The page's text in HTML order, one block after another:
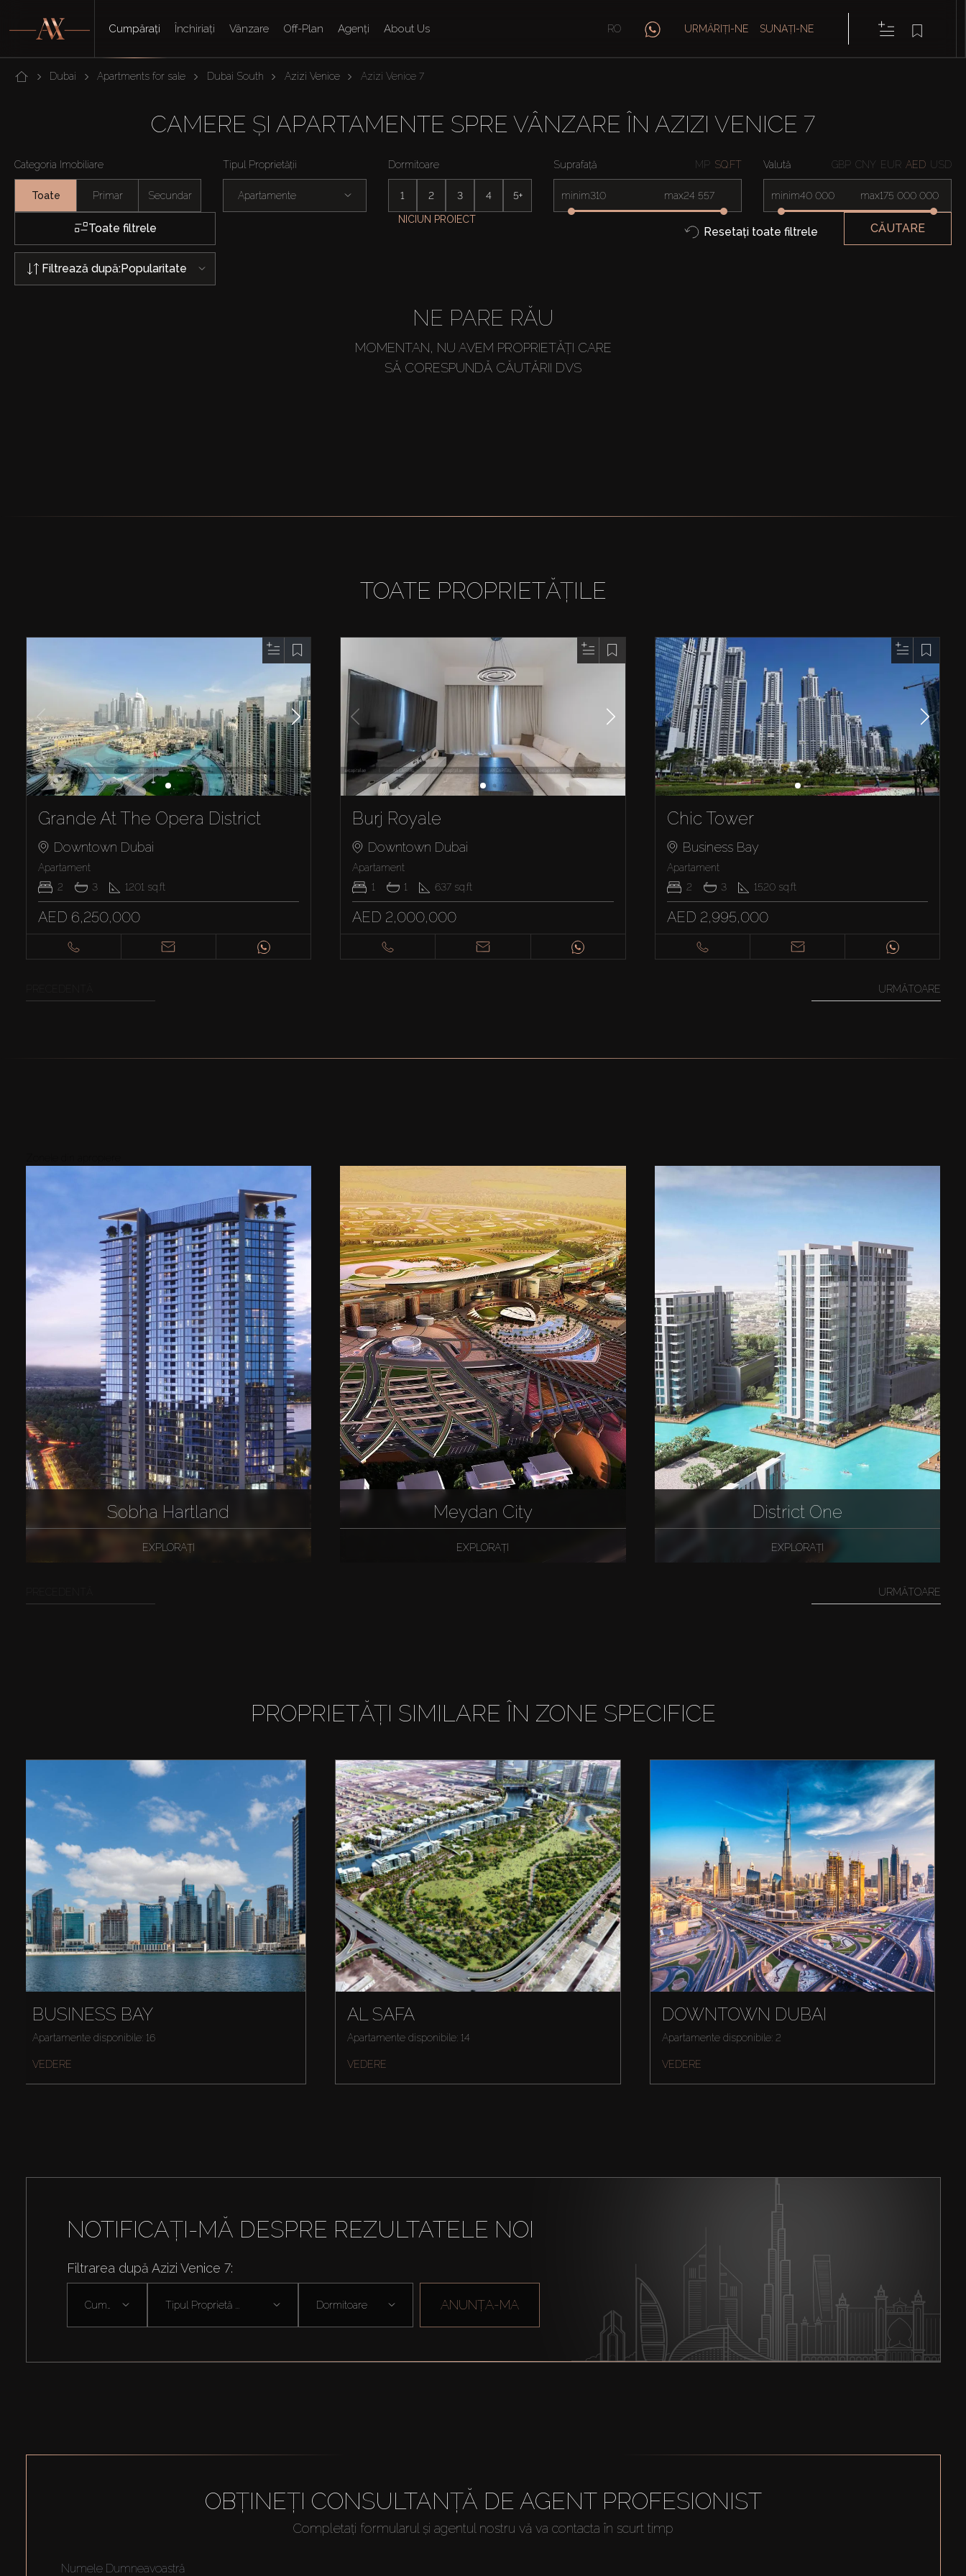
Cumpărați Închiriați Vânzare Off-Plan Agenți About Us RO URMĂRIȚI-NE SUNAȚI-NE
Dubai Apartments for sale Dubai South Azizi Venice Azizi Venice 7
CAMERE ȘI APARTAMENTE SPRE VÂNZARE ÎN AZIZI VENICE 7
Categoria Imobiliare
Toate Primar Secundar
Tipul Proprietății
Apartamente
Dormitoare
1 2 3 4 5+
Suprafață MP SQ.FT
minim max
Valută GBP CNY EUR AED USD
minim max
Toate filtrele
NICIUN PROIECT
Resetați toate filtrele CĂUTARE
Filtrează după:Popularitate
NE PARE RĂU
MOMENTAN, NU AVEM PROPRIETĂȚI CARE
SĂ CORESPUNDĂ CĂUTĂRII DVS
TOATE PROPRIETĂȚILE
Grande At The Opera District
Downtown Dubai
Apartament
2
3 1201 sq.ft
AED 6,250,000
Burj Royale
Downtown Dubai
Apartament
1
1 637 sq.ft
AED 2,000,000
Chic Tower
Business Bay
Apartament
2
3 1520 sq.ft
AED 2,995,000
URMĂTOARE
Sobha Hartland
EXPLORAȚI
Meydan City
EXPLORAȚI
District One
EXPLORAȚI
URMĂTOARE
PROPRIETĂȚI SIMILARE ÎN ZONE SPECIFICE
BUSINESS BAY
Apartamente disponibile: 16
VEDERE
AL SAFA
Apartamente disponibile: 14
VEDERE
DOWNTOWN DUBAI
Apartamente disponibile: 2
VEDERE
NOTIFICAȚI-MĂ DESPRE REZULTATELE NOI
Filtrarea după Azizi Venice 7:
Tipul Proprietă ... Dormitoare ANUNȚA-MA
OBȚINEȚI CONSULTANȚĂ DE AGENT PROFESIONIST
Completați formularul și agentul nostru vă va contacta în scurt timp